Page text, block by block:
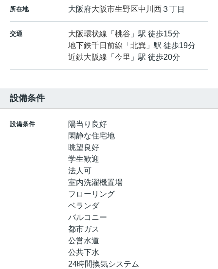
所在地 大阪府大阪市生野区中川西 ３丁目
交通 大阪環状線 「 桃谷 」駅 徒歩15分
地下鉄千日前線 「 北巽 」駅 徒歩19分
近鉄大阪線 「 今里 」駅 徒歩20分
設備条件
設備条件
陽当り良好
閑静な住宅地
眺望良好
学生歓迎
法人可
室内洗濯機置場
フローリング
ベランダ
バルコニー
都市ガス
公営水道
公共下水
24時間換気システム